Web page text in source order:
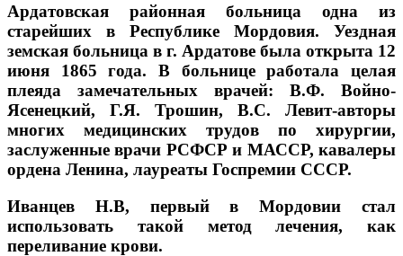
Ардатовская районная больница одна из
старейших в Республике Мордовия. Уездная
земская больница в г. Ардатове была открыта 12
июня 1865 года. В больнице работала целая
плеяда замечательных врачей: В.Ф. Войно-
Ясенецкий, Г.Я. Трошин, B.C. Левит-авторы
многих медицинских трудов по хирургии,
заслуженные врачи РСФСР и МАССР, кавалеры
ордена Ленина, лауреаты Госпремии СССР.
Иванцев Н.В, первый в Мордовии стал
использовать такой метод лечения, как
переливание крови.